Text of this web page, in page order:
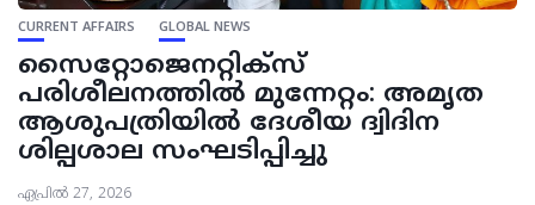
CURRENT AFFAIRS GLOBAL NEWS
സൈറ്റോജെനറ്റിക്സ്
പരിശീലനത്തിൽ മുന്നേറ്റം: അമൃത
ആശുപത്രിയിൽ ദേശീയ ദ്വിദിന
ശില്പശാല സംഘടിപ്പിച്ചു
ഏപ്രിൽ 27, 2026